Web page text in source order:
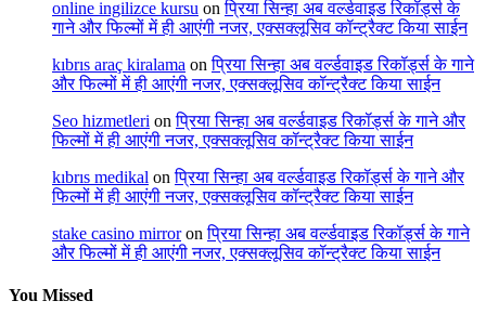
online ingilizce kursu onप्रिया सिन्हा अब वर्ल्डवाइड रिकॉर्ड्स के
गाने और फिल्मों में ही आएंगी नजर, एक्सक्लूसिव कॉन्ट्रैक्ट किया साईन
kıbrıs araç kiralama onप्रिया सिन्हा अब वर्ल्डवाइड रिकॉर्ड्स के गाने
और फिल्मों में ही आएंगी नजर, एक्सक्लूसिव कॉन्ट्रैक्ट किया साईन
Seo hizmetleri onप्रिया सिन्हा अब वर्ल्डवाइड रिकॉर्ड्स के गाने और
फिल्मों में ही आएंगी नजर, एक्सक्लूसिव कॉन्ट्रैक्ट किया साईन
kıbrıs medikal onप्रिया सिन्हा अब वर्ल्डवाइड रिकॉर्ड्स के गाने और
फिल्मों में ही आएंगी नजर, एक्सक्लूसिव कॉन्ट्रैक्ट किया साईन
stake casino mirroronप्रिया सिन्हा अब वर्ल्डवाइड रिकॉर्ड्स के गाने
और फिल्मों में ही आएंगी नजर, एक्सक्लूसिव कॉन्ट्रैक्ट किया साईन
You Missed